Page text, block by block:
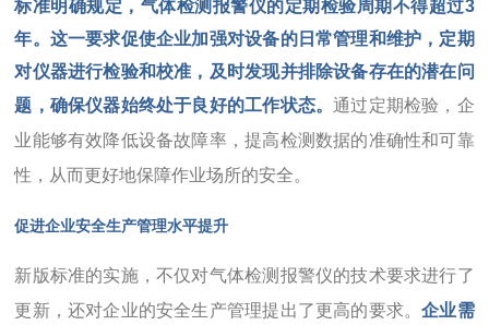
标准明确规定，气体检测报警仪的定期检验周期不得超过3
年。这一要求促使企业加强对设备的日常管理和维护，定期
对仪器进行检验和校准，及时发现并排除设备存在的潜在问
题，确保仪器始终处于良好的工作状态。通过定期检验，企
业能够有效降低设备故障率，提高检测数据的准确性和可靠
性，从而更好地保障作业场所的安全。
促进企业安全生产管理水平提升
新版标准的实施，不仅对气体检测报警仪的技术要求进行了
更新，还对企业的安全生产管理提出了更高的要求。企业需